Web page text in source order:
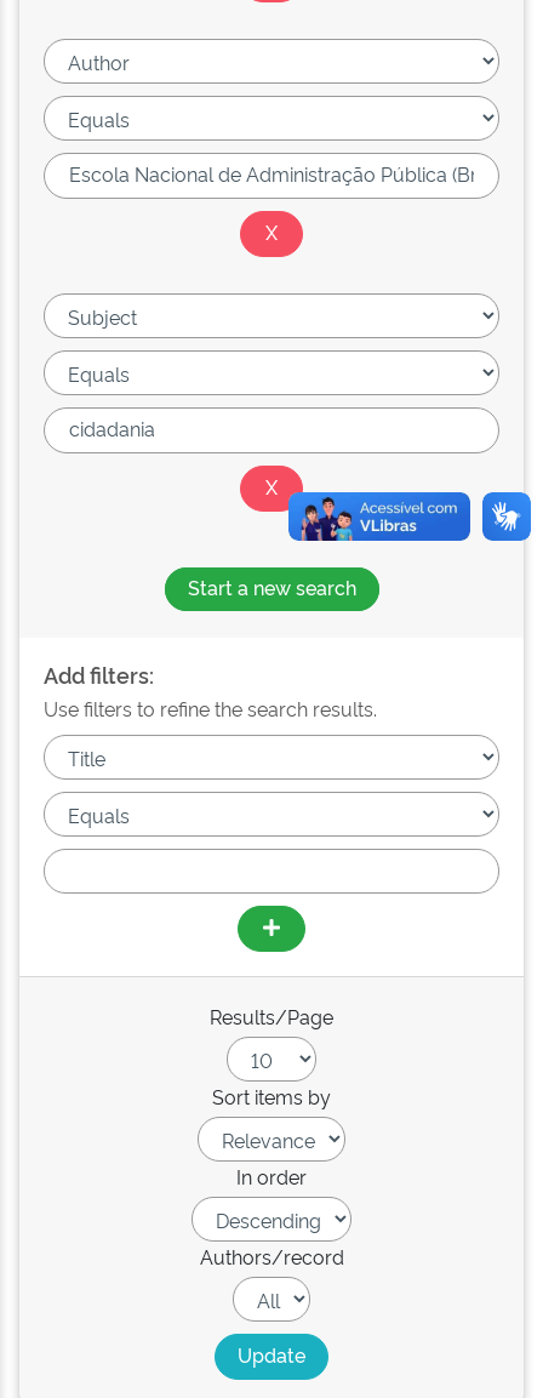
Start a new search
Add filters:
Use filters to refine the search results.
Results/Page
Sort items by
In order
Authors/record